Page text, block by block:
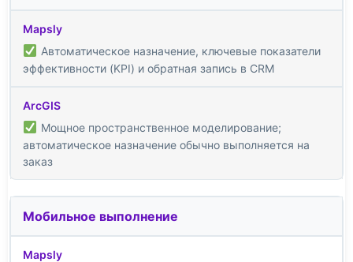
Автоматическое назначение, ключевые показатели
эффективности (KPI) и обратная запись в CRM
Мощное пространственное моделирование;
автоматическое назначение обычно выполняется на
заказ
Мобильное выполнение